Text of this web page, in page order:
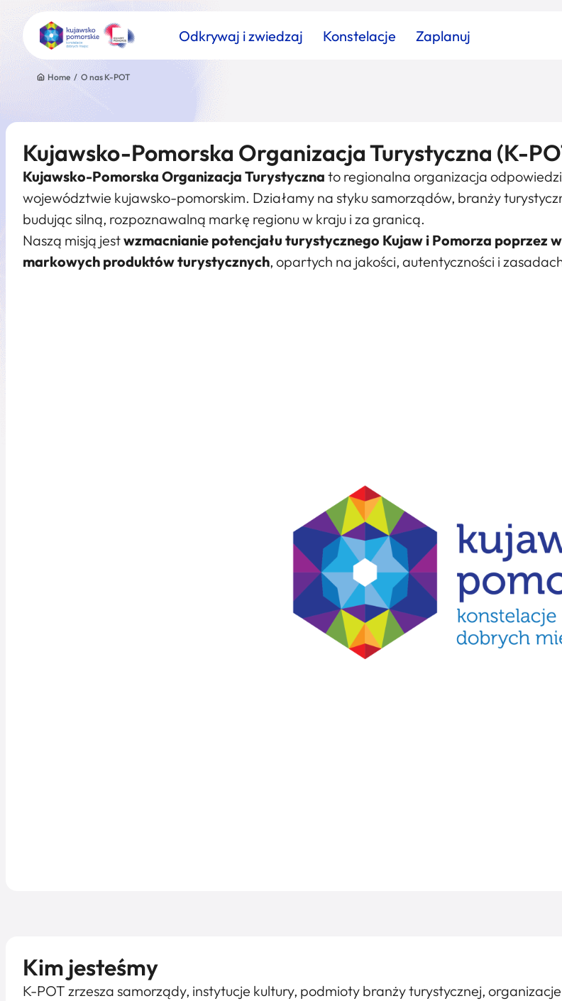
Odkrywaj i zwiedzaj Konstelacje Zaplanuj
Znajdź atrakcję
Nazwa atrakcji Miasto
Home / O nas K-POT
Kujawsko-Pomorska Organizacja Turystyczna (K-
Kujawsko-Pomorska Organizacja Turystyczna to regionalna organizacja
województwie kujawsko-pomorskim. Działamy na styku samorządów, branży
budując silną, rozpoznawalną markę regionu w kraju i za granicą.
Naszą misją jestwzmacnianie potencjału turystycznego Kujaw i Pomorza poprzez
markowych produktów turystycznych, opartych na jakości, autentyczności i
Kim jesteśmy
K-POT zrzesza samorządy, instytucje kultury, podmioty branży turystycznej,